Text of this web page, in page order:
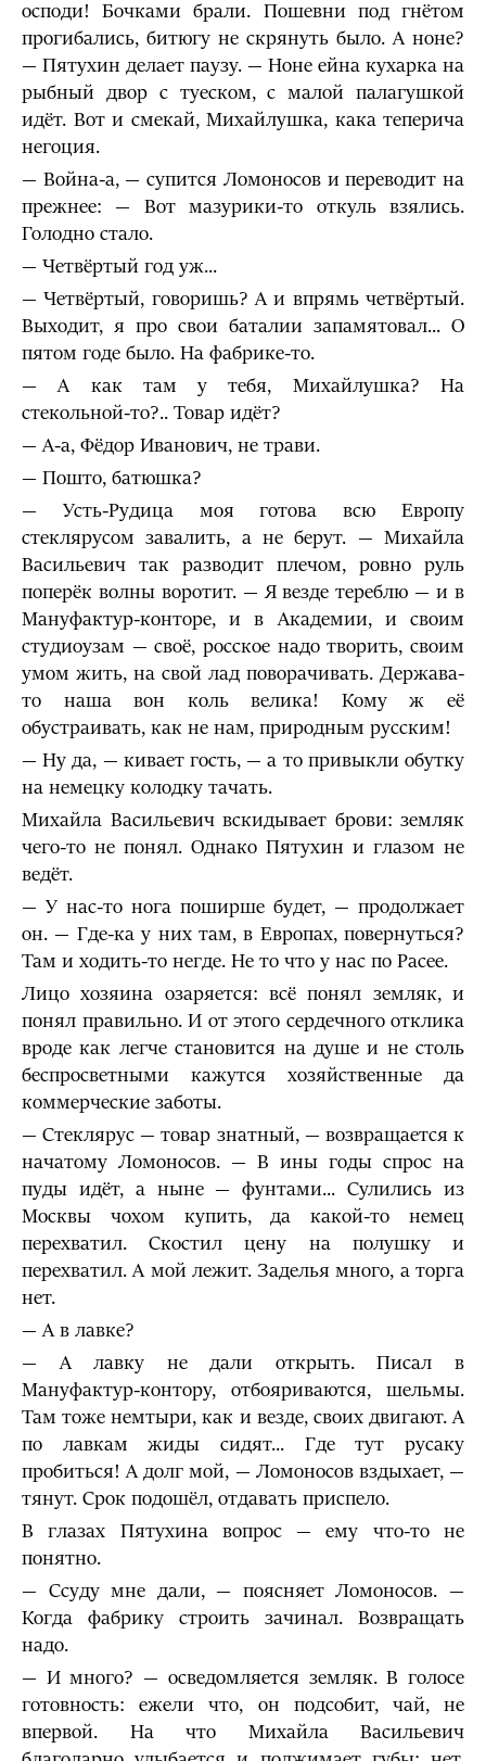
осподи! Бочками брали. Пошевни под гнётом
прогибались, битюгу не скрянуть было. А ноне?
— Пятухин делает паузу. — Ноне ейна кухарка на
рыбный двор с туеском, с малой палагушкой
идёт. Вот и смекай, Михайлушка, кака теперича
негоция.
— Война-а, — супится Ломоносов и переводит на
прежнее: — Вот мазурики-то откуль взялись.
Голодно стало.
— Четвёртый год уж...
— Четвёртый, говоришь? А и впрямь четвёртый.
Выходит, я про свои баталии запамятовал... О
пятом годе было. На фабрике-то.
— А как там у тебя, Михайлушка? На
стекольной-то?.. Товар идёт?
— А-а, Фёдор Иванович, не трави.
— Пошто, батюшка?
— Усть-Рудица моя готова всю Европу
стеклярусом завалить, а не берут. — Михайла
Васильевич так разводит плечом, ровно руль
поперёк волны воротит. — Я везде тереблю — и в
Мануфактур-конторе, и в Академии, и своим
студиоузам — своё, росское надо творить, своим
умом жить, на свой лад поворачивать. Держава-
то наша вон коль велика! Кому ж её
обустраивать, как не нам, природным русским!
— Ну да, — кивает гость, — а то привыкли обутку
на немецку колодку тачать.
Михайла Васильевич вскидывает брови: земляк
чего-то не понял. Однако Пятухин и глазом не
ведёт.
— У нас-то нога поширше будет, — продолжает
он. — Где-ка у них там, в Европах, повернуться?
Там и ходить-то негде. Не то что у нас по Расее.
Лицо хозяина озаряется: всё понял земляк, и
понял правильно. И от этого сердечного отклика
вроде как легче становится на душе и не столь
беспросветными кажутся хозяйственные да
коммерческие заботы.
— Стеклярус — товар знатный, — возвращается к
начатому Ломоносов. — В ины годы спрос на
пуды идёт, а ныне — фунтами... Сулились из
Москвы чохом купить, да какой-то немец
перехватил. Скостил цену на полушку и
перехватил. А мой лежит. Заделья много, а торга
нет.
— А в лавке?
— А лавку не дали открыть. Писал в
Мануфактур-контору, отбояриваются, шельмы.
Там тоже немтыри, как и везде, своих двигают. А
по лавкам жиды сидят... Где тут русаку
пробиться! А долг мой, — Ломоносов вздыхает, —
тянут. Срок подошёл, отдавать приспело.
В глазах Пятухина вопрос — ему что-то не
понятно.
— Ссуду мне дали, — поясняет Ломоносов. —
Когда фабрику строить зачинал. Возвращать
надо.
— И много? — осведомляется земляк. В голосе
готовность: ежели что, он подсобит, чай, не
впервой. На что Михайла Васильевич